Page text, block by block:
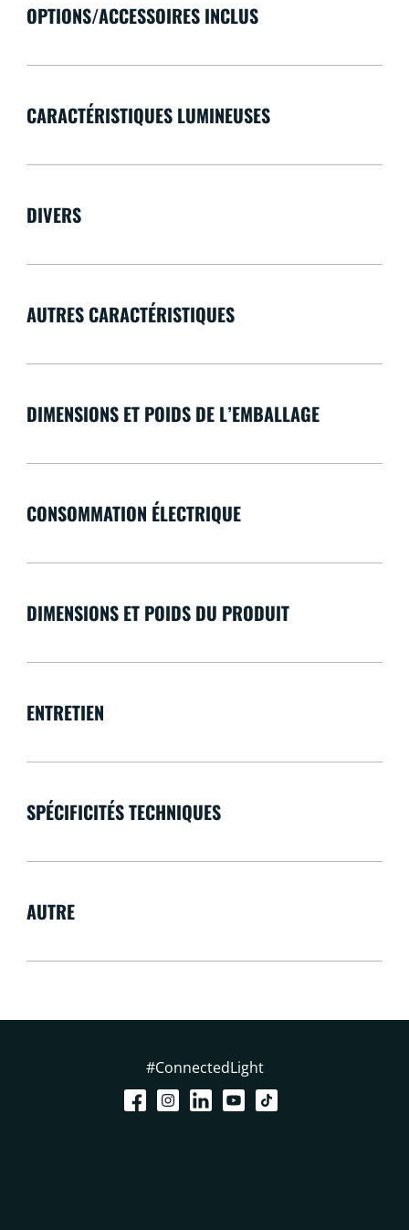
OPTIONS/ACCESSOIRES INCLUS
CARACTÉRISTIQUES LUMINEUSES
DIVERS
AUTRES CARACTÉRISTIQUES
DIMENSIONS ET POIDS DE L’EMBALLAGE
CONSOMMATION ÉLECTRIQUE
DIMENSIONS ET POIDS DU PRODUIT
ENTRETIEN
SPÉCIFICITÉS TECHNIQUES
AUTRE
#ConnectedLight